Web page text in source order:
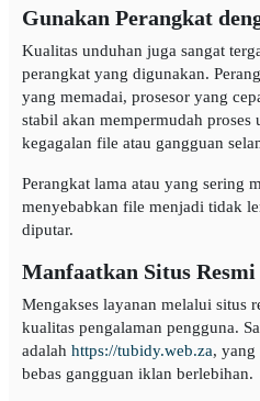
Gunakan Perangkat
Kualitas unduhan juga sangat
perangkat yang digunakan.
yang memadai, prosesor yang
stabil akan mempermudah proses
kegagalan file atau gangguan
Perangkat lama atau yang sering
menyebabkan file menjadi tidak
diputar.
Manfaatkan Situs Resmi
Mengakses layanan melalui situs
kualitas pengalaman pengguna.
adalah https://tubidy.web.za, yang
bebas gangguan iklan berlebihan.